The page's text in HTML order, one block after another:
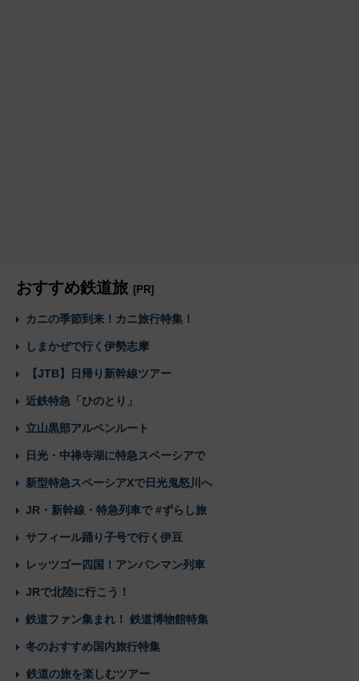
おすすめ鉄道旅 [PR]
カニの季節到来！カニ旅行特集！
しまかぜで行く伊勢志摩
【JTB】日帰り新幹線ツアー
近鉄特急「ひのとり」
立山黒部アルペンルート
日光・中禅寺湖に特急スペーシアで
新型特急スペーシアXで日光鬼怒川へ
JR・新幹線・特急列車で #ずらし旅
サフィール踊り子号で行く伊豆
レッツゴー四国！アンパンマン列車
JRで北陸に行こう！
鉄道ファン集まれ！ 鉄道博物館特集
冬のおすすめ国内旅行特集
鉄道の旅を楽しむツアー